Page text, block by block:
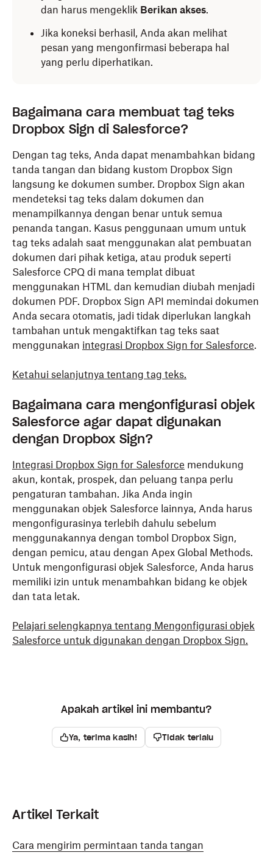
dan harus mengeklik Berikan akses.
Jika koneksi berhasil, Anda akan melihat
pesan yang mengonfirmasi beberapa hal
yang perlu diperhatikan.
Bagaimana cara membuat tag teks
Dropbox Sign di Salesforce?
Dengan tag teks, Anda dapat menambahkan bidang
tanda tangan dan bidang kustom Dropbox Sign
langsung ke dokumen sumber. Dropbox Sign akan
mendeteksi tag teks dalam dokumen dan
menampilkannya dengan benar untuk semua
penanda tangan. Kasus penggunaan umum untuk
tag teks adalah saat menggunakan alat pembuatan
dokumen dari pihak ketiga, atau produk seperti
Salesforce CPQ di mana templat dibuat
menggunakan HTML dan kemudian diubah menjadi
dokumen PDF. Dropbox Sign API memindai dokumen
Anda secara otomatis, jadi tidak diperlukan langkah
tambahan untuk mengaktifkan tag teks saat
menggunakan integrasi Dropbox Sign for Salesforce.
Ketahui selanjutnya tentang tag teks.
Bagaimana cara mengonfigurasi objek
Salesforce agar dapat digunakan
dengan Dropbox Sign?
Integrasi Dropbox Sign for Salesforce mendukung
akun, kontak, prospek, dan peluang tanpa perlu
pengaturan tambahan. Jika Anda ingin
menggunakan objek Salesforce lainnya, Anda harus
mengonfigurasinya terlebih dahulu sebelum
menggunakannya dengan tombol Dropbox Sign,
dengan pemicu, atau dengan Apex Global Methods.
Untuk mengonfigurasi objek Salesforce, Anda harus
memiliki izin untuk menambahkan bidang ke objek
dan tata letak.
Pelajari selengkapnya tentang Mengonfigurasi objek
Salesforce untuk digunakan dengan Dropbox Sign.
Apakah artikel ini membantu?
Ya, terima kasih! Tidak terlalu
Artikel Terkait
Cara mengirim permintaan tanda tangan